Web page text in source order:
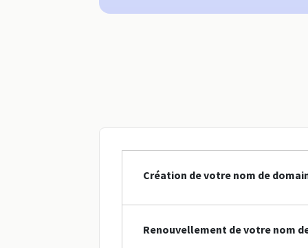
Création de votre nom de
Renouvellement de votre nom